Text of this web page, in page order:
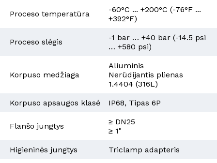
Proceso temperatūra
-60°C ... +200°C (-76°F ...
+392°F)
Proceso slėgis
-1 bar … +40 bar (-14.5 psi
… +580 psi)
Korpuso medžiaga
Aliuminis
Nerūdijantis plienas
1.4404 (316L)
Korpuso apsaugos klasė IP68, Tipas 6P
Flanšo jungtys
≥ DN25
≥ 1"
Higieninės jungtys Triclamp adapteris